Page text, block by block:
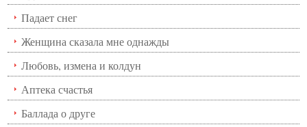
Падает снег
Женщина сказала мне однажды
Любовь, измена и колдун
Аптека счастья
Баллада о друге